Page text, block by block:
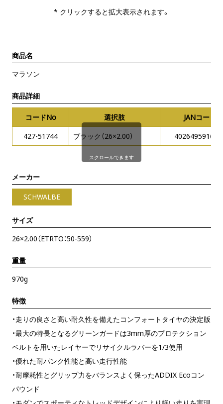
* クリックすると拡大表示されます。
商品名
マラソン
商品詳細
コードNo 選択肢
JANコード
427-51744
ブラック（26×2.00）
スクロールできます
メーカー
SCHWALBE
サイズ
26×2.00（ETRTO：50-559）
重量
970g
特徴
・走りの良さと高い耐久性を備えたコンフォートタイヤの決定版
・最大の特長となるグリーンガードは3mm厚のプロテクション
ベルトを用いたレイヤーでリサイクルラバーを1/3使用
・優れた耐パンク性能と高い走行性能
・耐摩耗性とグリップ力をバランスよく保ったADDIX Ecoコン
パウンド